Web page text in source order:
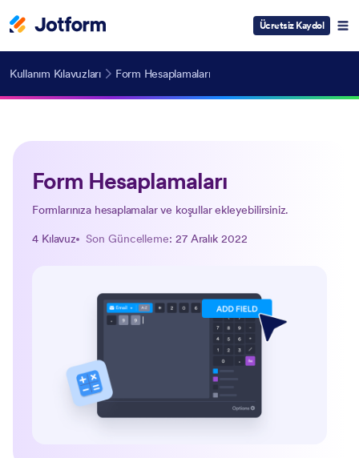
Ücretsiz Kaydol
Kullanım Kılavuzları Form Hesaplamaları
Form Hesaplamaları
Formlarınıza hesaplamalar ve koşullar ekleyebilirsiniz.
4 Kılavuz
Son Güncelleme: 27 Aralık 2022